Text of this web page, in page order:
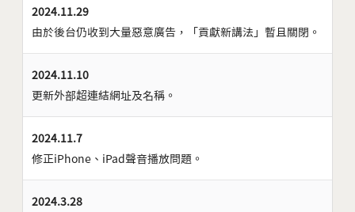
2024.11.29
由於後台仍收到大量惡意廣告，「貢獻新講法」暫且關閉。
2024.11.10
更新外部超連結網址及名稱。
2024.11.7
修正iPhone、iPad聲音播放問題。
2024.3.28